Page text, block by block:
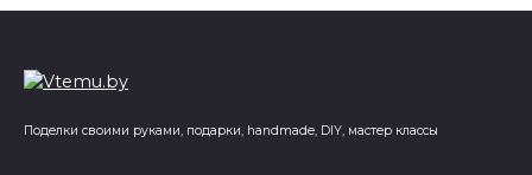
Поделки своими руками, подарки, handmade, DIY, мастер классы